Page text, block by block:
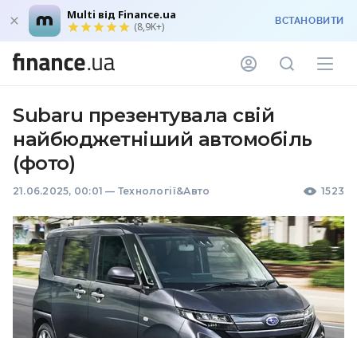
Multi від Finance.ua
(8,9K+) ВСТАНОВИТИ
Subaru презентувала свій
найбюджетніший автомобіль
(фото)
21.06.2025, 00:01 — Технології&Авто 1523